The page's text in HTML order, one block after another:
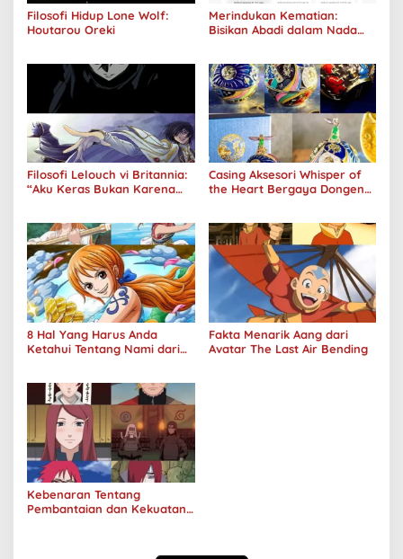
Filosofi Hidup Lone Wolf:
Houtarou Oreki
Merindukan Kematian:
Bisikan Abadi dalam Nada
Filosofi Lelouch vi Britannia:
“Aku Keras Bukan Karena
Casing Aksesori Whisper of
the Heart Bergaya Dongeng
8 Hal Yang Harus Anda
Ketahui Tentang Nami dari
Fakta Menarik Aang dari
Avatar The Last Air Bending
Kebenaran Tentang
Pembantaian dan Kekuatan